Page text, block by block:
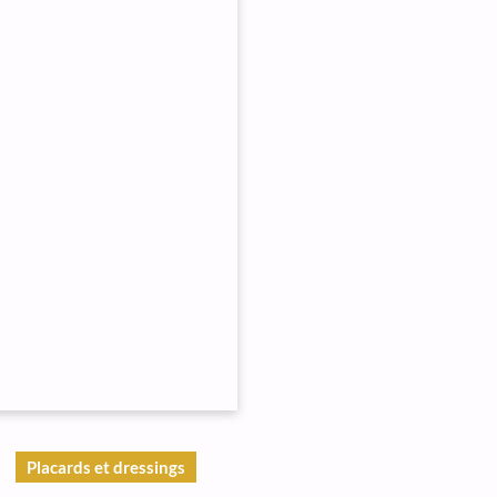
Placards et dressings